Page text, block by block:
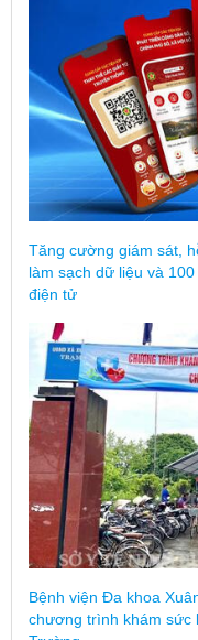
Tăng cường giám sát,
làm sạch dữ liệu và
điện tử
Bệnh viện Đa khoa
chương trình khám sức